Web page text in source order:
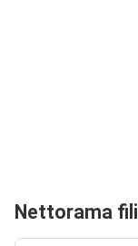
Nettorama